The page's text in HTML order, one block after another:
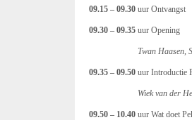
09.15 – 09.30 uur Ontvangst
09.30 – 09.35 uur Opening
Twan Haasen,
09.35 – 09.50 uur Introductie
Wiek van der Heijden,
09.50 – 10.40 uur Wat doet